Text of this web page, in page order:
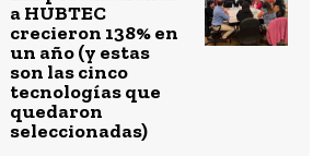
a HUBTEC
crecieron 138% en
un año (y estas
son las cinco
tecnologías que
quedaron
seleccionadas)